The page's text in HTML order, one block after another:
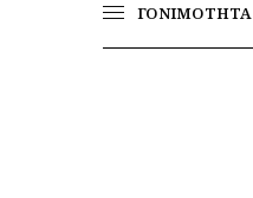
ΓΟΝΙΜΟΤΗΤΑ